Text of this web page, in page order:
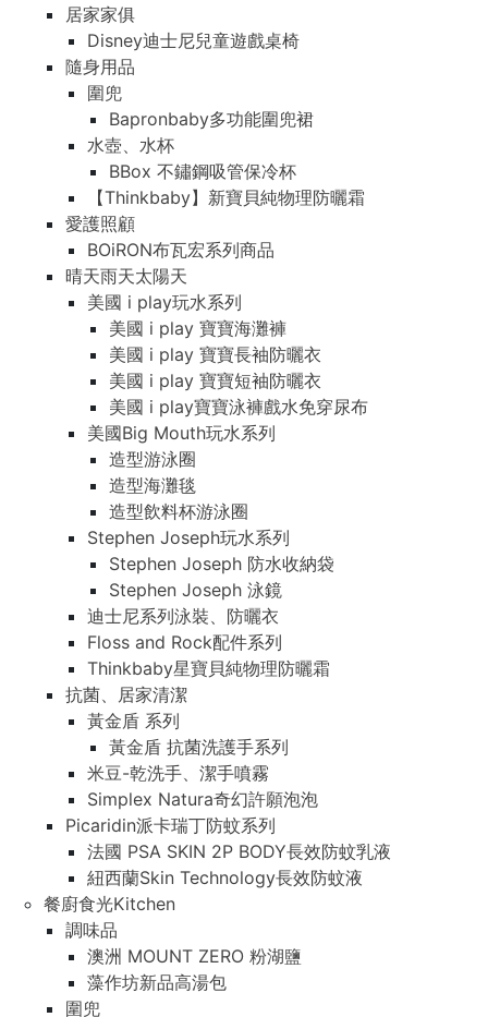
居家家俱
Disney迪士尼兒童遊戲桌椅
隨身用品
圍兜
Bapronbaby多功能圍兜裙
水壺、水杯
BBox 不鏽鋼吸管保冷杯
【Thinkbaby】新寶貝純物理防曬霜
愛護照顧
BOiRON布瓦宏系列商品
晴天雨天太陽天
美國 i play玩水系列
美國 i play 寶寶海灘褲
美國 i play 寶寶長袖防曬衣
美國 i play 寶寶短袖防曬衣
美國 i play寶寶泳褲戲水免穿尿布
美國Big Mouth玩水系列
造型游泳圈
造型海灘毯
造型飲料杯游泳圈
Stephen Joseph玩水系列
Stephen Joseph 防水收納袋
Stephen Joseph 泳鏡
迪士尼系列泳裝、防曬衣
Floss and Rock配件系列
Thinkbaby星寶貝純物理防曬霜
抗菌、居家清潔
黃金盾 系列
黃金盾 抗菌洗護手系列
米豆-乾洗手、潔手噴霧
Simplex Natura奇幻許願泡泡
Picaridin派卡瑞丁防蚊系列
法國 PSA SKIN 2P BODY長效防蚊乳液
紐西蘭Skin Technology長效防蚊液
餐廚食光Kitchen
調味品
澳洲 MOUNT ZERO 粉湖鹽
藻作坊新品高湯包
圍兜